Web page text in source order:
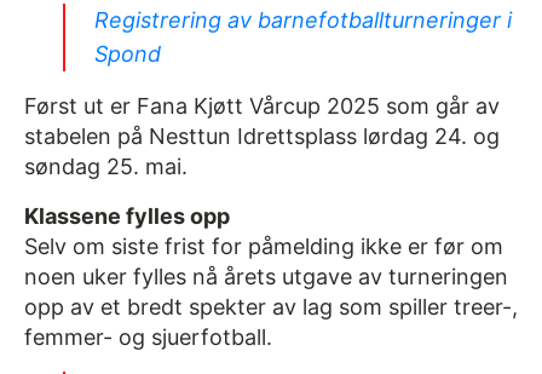
Registrering av barnefotballturneringer i
Spond
Først ut er Fana Kjøtt Vårcup 2025 som går av
stabelen på Nesttun Idrettsplass lørdag 24. og
søndag 25. mai.
Klassene fylles opp
Selv om siste frist for påmelding ikke er før om
noen uker fylles nå årets utgave av turneringen
opp av et bredt spekter av lag som spiller treer-,
femmer- og sjuerfotball.